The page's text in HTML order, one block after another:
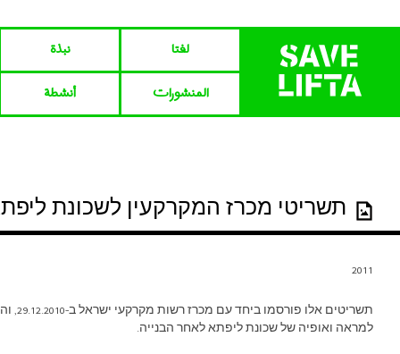
لفتا‎‎
نبذة
المنشورات
أنشطة
תשריטי מכרז המקרקעין לשכונת
2011
תשריטים
למראה ואופיה של שכונת ליפתא לאחר הבנייה.